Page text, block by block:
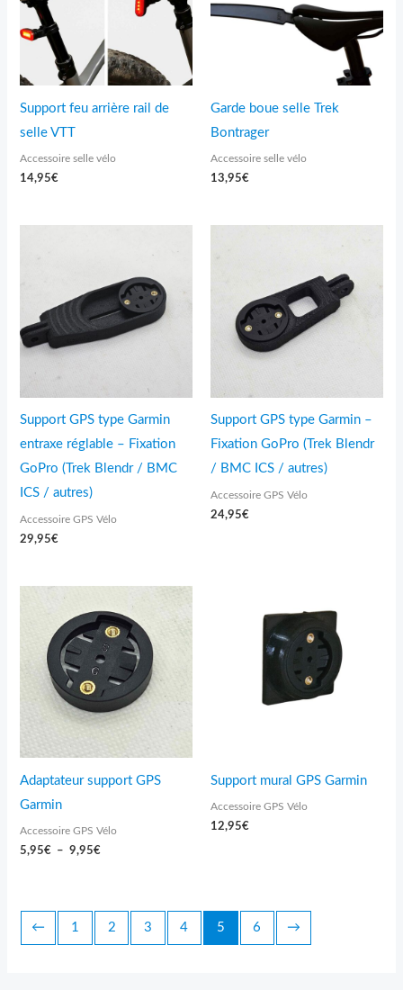
Support feu arrière rail de
selle VTT
Accessoire selle vélo
14,95€
Garde boue selle Trek
Bontrager
Accessoire selle vélo
13,95€
Support GPS type Garmin
entraxe réglable – Fixation
GoPro (Trek Blendr / BMC
ICS / autres)
Accessoire GPS Vélo
29,95€
Support GPS type Garmin –
Fixation GoPro (Trek Blendr
/ BMC ICS / autres)
Accessoire GPS Vélo
24,95€
Adaptateur support GPS
Garmin
Accessoire GPS Vélo
5,95€ – 9,95€
prix :
5,95€
à
9,95€
Support mural GPS Garmin
Accessoire GPS Vélo
12,95€
← 1 2 3 4 5 6 →